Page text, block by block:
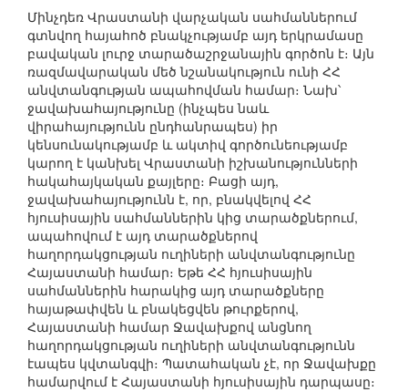
Մինչդեռ Վրաստանի վարչական սահմաններում
գտնվող հայահոծ բնակչությամբ այդ երկրամասը
բավական լուրջ տարածաշրջանային գործոն է։ Այն
ռազմավարական մեծ նշանակություն ունի ՀՀ
անվտանգության ապահովման համար։ Նախ՝
ջավախահայությունը (ինչպես նաև
վիրահայությունն ընդհանրապես) իր
կենսունակությամբ և ակտիվ գործունեությամբ
կարող է կանխել Վրաստանի իշխանությունների
հակահայկական քայլերը։ Բացի այդ,
ջավախահայությունն է, որ, բնակվելով ՀՀ
հյուսիսային սահմաններին կից տարածքներում,
ապահովում է այդ տարածքներով
հաղորդակցության ուղիների անվտանգությունը
Հայաստանի համար։ Եթե ՀՀ հյուսիսային
սահմաններին հարակից այդ տարածքները
հայաթափվեն և բնակեցվեն թուրքերով,
Հայաստանի համար Ջավախքով անցնող
հաղորդակցության ուղիների անվտանգությունն
էապես կվտանգվի։ Պատահական չէ, որ Ջավախքը
համարվում է Հայաստանի հյուսիսային դարպասը։